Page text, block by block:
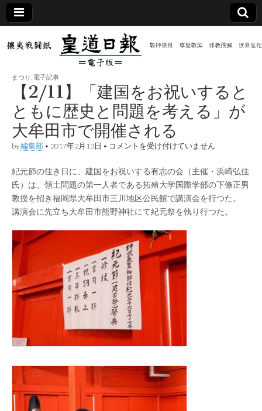
皇道
日報
（防
共新
聞）
電子
版
敬神
尊皇
｜昭
和八
年創
刊
皇道
実
践
攘夷
紙
まつり 電子記事
【2/11】「建国をお祝いすると
ともに歴史と問題を考える」が
大牟田市で開催される
by編集部 • 2017年2月13日 • 【2/11】
を
お
祝
い
す
と
も
に
歴
史
と
問
題
を
考
え
る」
牟
市
で
コメントを受け付けていません
紀元節の佳き日に、建国をお祝いする有志の会（主催・浜崎弘佳
氏）は、領土問題の第一人者である拓殖大学国際学部の下條正男
教授を招き福岡県大牟田市三川地区公民館で講演会を行つた。
講演会に先立ち大牟田市熊野神社にて紀元祭を執り行つた。